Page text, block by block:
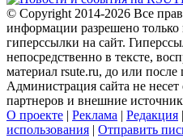
© Copyright 2014-2026 Все
информации разрешено
гиперссылки на сайт.
непосредственно в тексте,
материал rsute.ru, до или после
Администрация сайта не несет
партнеров и внешние
О проекте | Реклама | Редакция |
использования | Отправить